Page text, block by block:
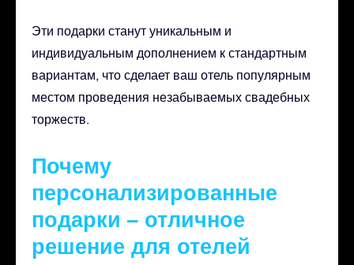
Эти подарки станут уникальным и
индивидуальным дополнением к стандартным
вариантам, что сделает ваш отель популярным
местом проведения незабываемых свадебных
торжеств.
Почему
персонализированные
подарки – отличное
решение для отелей